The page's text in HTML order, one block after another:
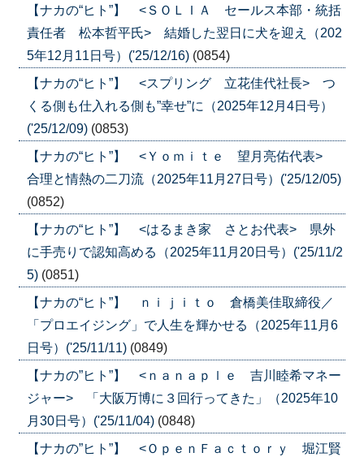
【ナカの“ヒト”】 <ＳＯＬＩＡ セールス本部・統括
責任者 松本哲平氏> 結婚した翌日に犬を迎え（202
5年12月11日号）('25/12/16) (0854)
【ナカの“ヒト”】 <スプリング 立花佳代社長> つ
くる側も仕入れる側も”幸せ”に（2025年12月4日号）
('25/12/09) (0853)
【ナカの“ヒト”】 <Ｙｏｍｉｔｅ 望月亮佑代表>
合理と情熱の二刀流（2025年11月27日号）('25/12/05)
(0852)
【ナカの“ヒト”】 <はるまき家 さとお代表> 県外
に手売りで認知高める（2025年11月20日号）('25/11/2
5) (0851)
【ナカの“ヒト”】 ｎｉｊｉｔｏ 倉橋美佳取締役／
「プロエイジング」で人生を輝かせる（2025年11月6
日号）('25/11/11) (0849)
【ナカの”ヒト”】 <ｎａｎａｐｌｅ 吉川睦希マネー
ジャー> 「大阪万博に３回行ってきた」（2025年10
月30日号）('25/11/04) (0848)
【ナカの”ヒト”】 <ＯｐｅｎＦａｃｔｏｒｙ 堀江賢